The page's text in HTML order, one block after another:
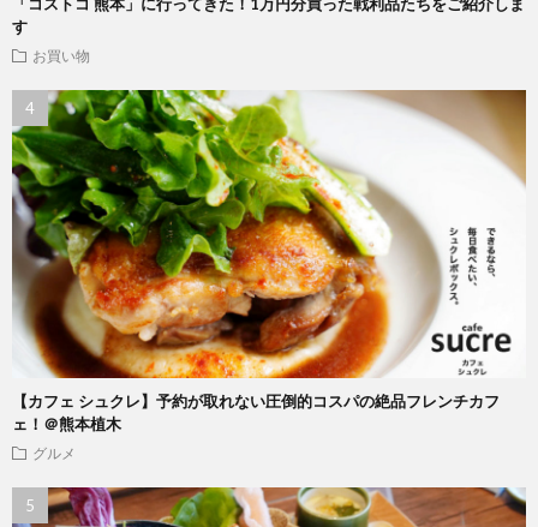
す
お買い物
【カフェ シュクレ】予約が取れない圧倒的コスパの絶品フレンチカフ
ェ！＠熊本植木
グルメ